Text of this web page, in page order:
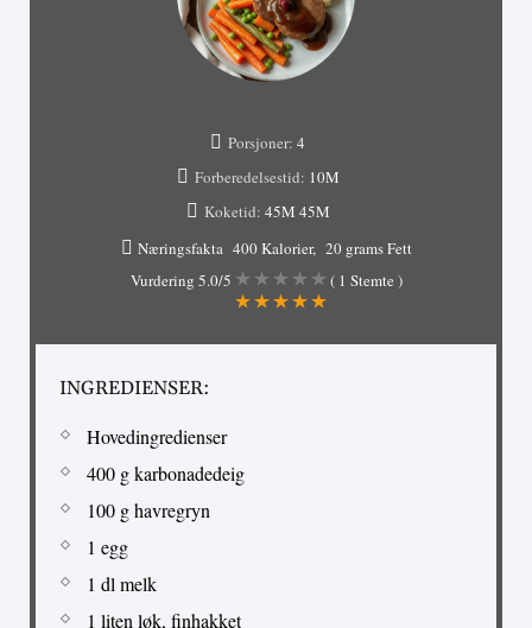
Porsjoner: 4
Forberedelsestid: 10M
Koketid: 45M 45M
Næringsfakta 400 Kalorier
20 grams Fett
Vurdering 5.0/5 ( 1 Stemte )
INGREDIENSER:
Hovedingredienser
400 g karbonadedeig
100 g havregryn
1 egg
1 dl melk
1 liten løk, finhakket